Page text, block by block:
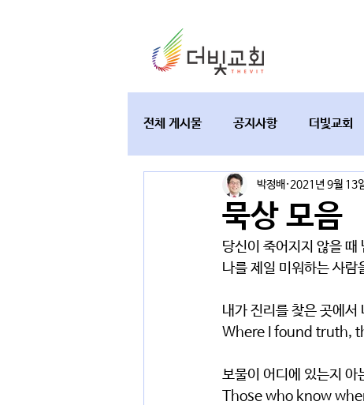
전체 게시물 공지사항 더빛교회
교육과 테필린 토요가정예배
묵상 모음
박정배 2021년 9월 13
당신이 죽어지지 않을 때
나를 제일 미워하는 사
내가 진리를 찾은 곳에
Where I found truth,
보물이 어디에 있는지
Those who know